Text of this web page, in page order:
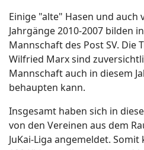
Einige "alte" Hasen und auch
Jahrgänge 2010-2007 bilden
Mannschaft des Post SV. Die
Wilfried Marx sind
Mannschaft auch in diesem
behaupten kann.
Insgesamt haben sich in
von den Vereinen aus dem
JuKai-Liga angemeldet.